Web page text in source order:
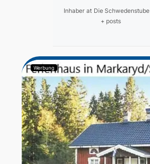
Inhaber at Die Schwedenstube
+ posts
Werbung